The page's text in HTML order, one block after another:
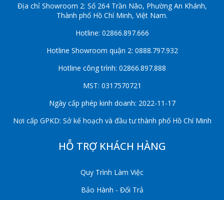
Địa chỉ Showroom 2: Số 264 Trần Não, Phường An Khánh,
Thành phố Hồ Chí Minh, Việt Nam.
Hotline: 02866.897.666
Hotline Showroom quận 2: 0888.797.932
Hotline công trình: 02866.897.888
MST: 0317570721
Ngày cấp phép kinh doanh: 2022-11-17
Nơi cấp GPKD: Sở kế hoạch và đầu tư thành phố Hồ Chí Minh
HỖ TRỢ KHÁCH HÀNG
Quy Trình Làm Việc
Bảo Hành - Đổi Trả